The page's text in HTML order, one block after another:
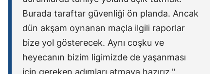
Burada taraftar güvenliği ön planda. Ancak
dün akşam oynanan maçla ilgili raporlar
bize yol gösterecek. Aynı coşku ve
heyecanın bizim ligimizde de yaşanması
için gereken adımları atmaya hazırız."